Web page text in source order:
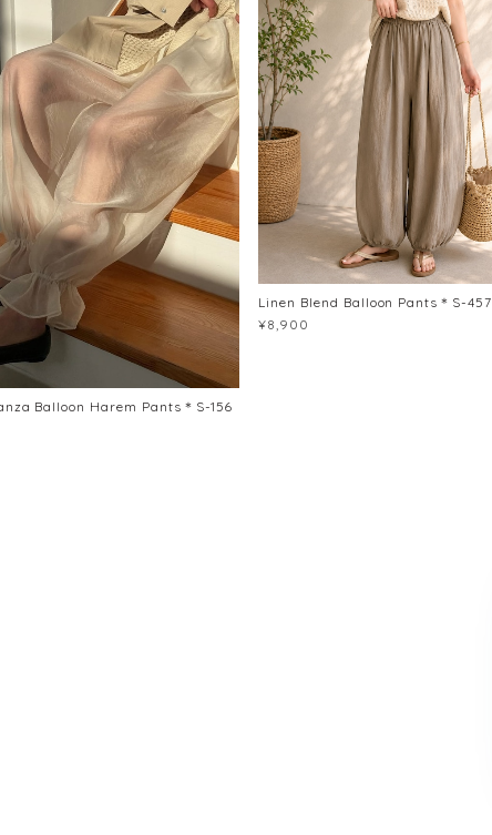
Balloon Harem Pants＊S-156
Linen Blend Balloon Pants＊S-457
¥8,900